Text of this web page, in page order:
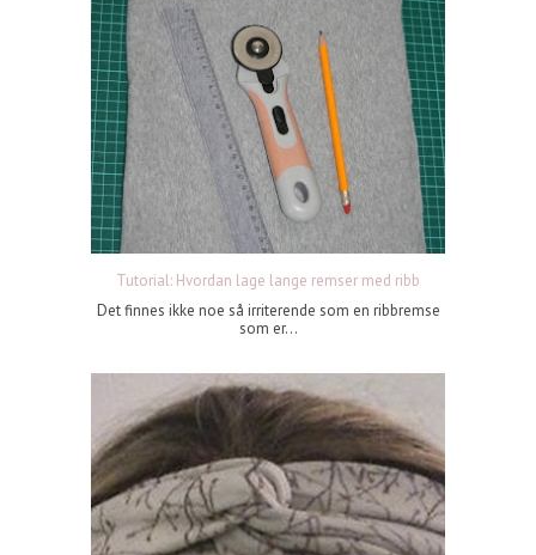
Tutorial: Hvordan lage lange remser med ribb
Det finnes ikke noe så irriterende som en ribbremse
som er...